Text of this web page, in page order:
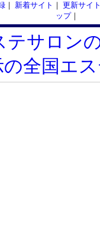
｜ 新着サイト ｜ 更新サイ
ップ｜
サロン
の全国エ